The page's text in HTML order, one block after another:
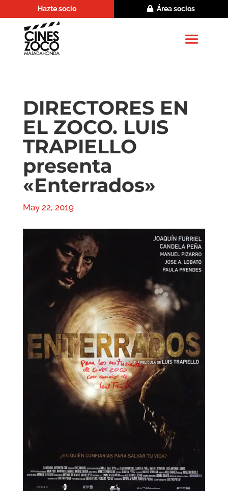
Hazte socio Área socios
DIRECTORES EN
EL ZOCO. LUIS
TRAPIELLO
presenta
«Enterrados»
May 22, 2019